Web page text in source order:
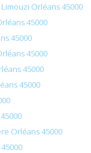
Orléans 45000
45000
45000
45000
45000
45000
Orléans 45000